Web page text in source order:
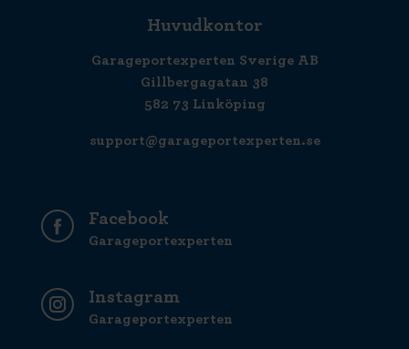
Huvudkontor
Garageportexperten Sverige AB
Gillbergagatan 38
582 73 Linköping
support@garageportexperten.se
Facebook
Garageportexperten
Instagram
Garageportexperten